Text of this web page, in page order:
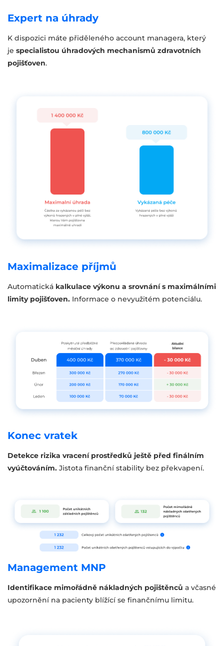
Expert na úhrady
K dispozici máte přiděleného account managera, který
je specialistou úhradových mechanismů zdravotních
pojišťoven.
Maximalizace příjmů
Automatická kalkulace výkonu a srovnání s maximálními
limity pojišťoven. Informace o nevyužitém potenciálu.
Konec vratek
Detekce rizika vracení prostředků ještě před finálním
vyúčtováním. Jistota finanční stability bez překvapení.
Management MNP
Identifikace mimořádně nákladných pojištěnců a včasné
upozornění na pacienty blížící se finančnímu limitu.